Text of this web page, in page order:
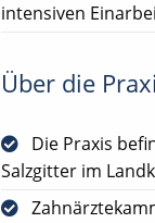
intensiven
Über die
Die Praxis
Salzgitter im